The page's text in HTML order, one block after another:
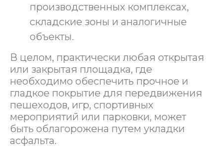
производственных комплексах,
складские зоны и аналогичные
объекты.
В целом, практически любая открытая
или закрытая площадка, где
необходимо обеспечить прочное и
гладкое покрытие для передвижения
пешеходов, игр, спортивных
мероприятий или парковки, может
быть облагорожена путем укладки
асфальта.